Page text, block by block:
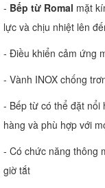
- Bếp từ Romal mặt
lực và chịu nhiệt lên
- Điều khiển cảm ứng
- Vành INOX chống
- Bếp từ có thể đặt nổi
hàng và phù hợp với
- Có chức năng thông
giờ tắt